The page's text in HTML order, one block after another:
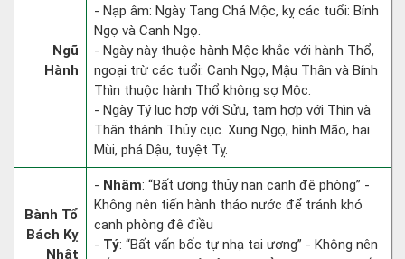
Ngũ
Hành
- Nạp âm: Ngày Tang Chá Mộc, kỵ các tuổi: Bính
Ngọ và Canh Ngọ.
- Ngày này thuộc hành Mộc khắc với hành Thổ,
ngoại trừ các tuổi: Canh Ngọ, Mậu Thân và Bính
Thìn thuộc hành Thổ không sợ Mộc.
- Ngày Tý lục hợp với Sửu, tam hợp với Thìn và
Thân thành Thủy cục. Xung Ngọ, hình Mão, hại
Mùi, phá Dậu, tuyệt Tỵ.
Bành Tổ
Bách Kỵ
Nhật
- Nhâm: “Bất ương thủy nan canh đê phòng” -
Không nên tiến hành tháo nước để tránh khó
canh phòng đê điều
- Tý: “Bất vấn bốc tự nhạ tai ương” - Không nên